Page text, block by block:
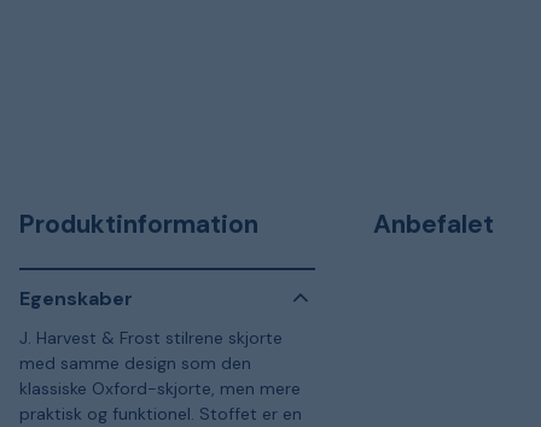
Produktinformation
Egenskaber
J. Harvest & Frost stilrene skjorte
med samme design som den
klassiske Oxford-skjorte, men mere
praktisk og funktionel. Stoffet er en
Anbefalet